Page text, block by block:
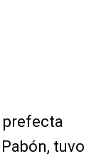
prefecta
tuvo